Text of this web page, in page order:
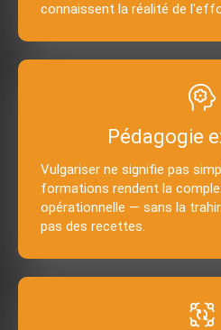
connaissent la réalité de
Pédagogie
Vulgariser ne signifie pas
formations rendent la
opérationnelle — sans la
pas des recettes.